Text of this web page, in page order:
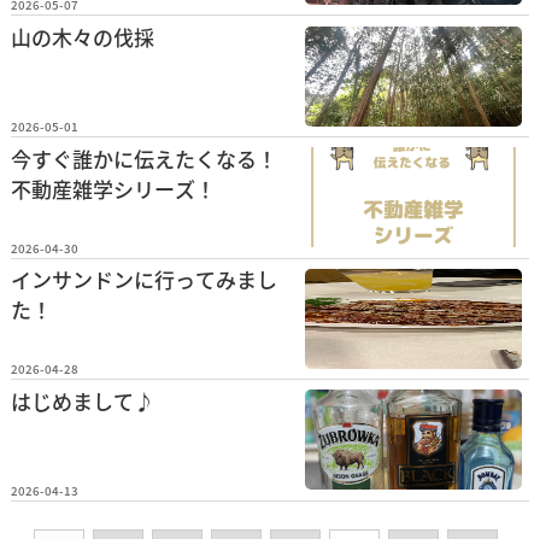
2026-05-07
山の木々の伐採
2026-05-01
今すぐ誰かに伝えたくなる！
不動産雑学シリーズ！
2026-04-30
インサンドンに行ってみまし
た！
2026-04-28
はじめまして♪
2026-04-13